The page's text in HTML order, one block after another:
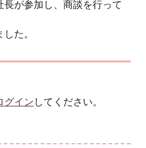
が参加し、商談を行って
た。
グイン してください。